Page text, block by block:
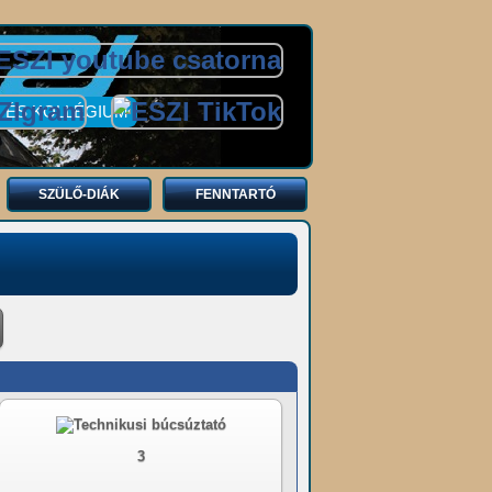
KOLLÉGIUM
SZÜLŐ-DIÁK FENNTARTÓ
3